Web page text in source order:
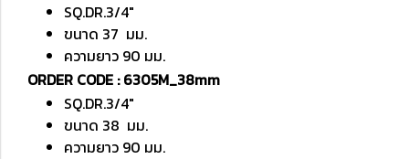
SQ.DR.3/4"
ขนาด 37 มม.
ความยาว 90 มม.
ORDER CODE : 6305M_38mm
SQ.DR.3/4"
ขนาด 38 มม.
ความยาว 90 มม.